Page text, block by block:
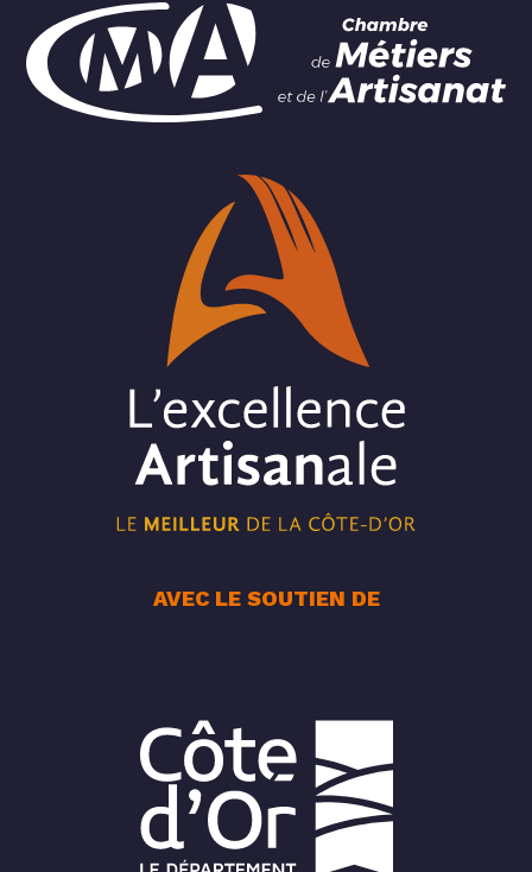
AVEC LE SOUTIEN DE